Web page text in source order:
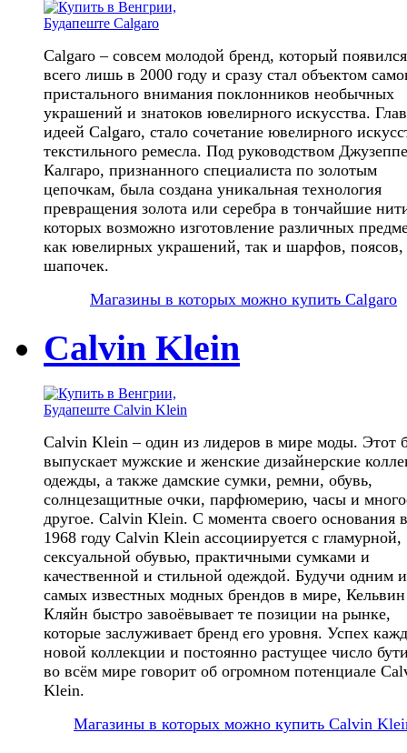
Calgaro – совсем молодой бренд, который появился
всего лишь в 2000 году и сразу стал объектом
пристального внимания поклонников необычных
украшений и знатоков ювелирного искусства.
идеей Calgaro, стало сочетание ювелирного
текстильного ремесла. Под руководством Джузеппе
Калгаро, признанного специалиста по золотым
цепочкам, была создана уникальная технология
превращения золота или серебра в тончайшие
которых возможно изготовление различных
как ювелирных украшений, так и шарфов, поясов,
шапочек.
Магазины в которых можно купить Calgaro
Calvin Klein
Calvin Klein – один из лидеров в мире моды. Этот
выпускает мужские и женские дизайнерские
одежды, а также дамские сумки, ремни, обувь,
солнцезащитные очки, парфюмерию, часы и
другое. Calvin Klein. С момента своего основания в
1968 году Calvin Klein ассоциируется с гламурной,
сексуальной обувью, практичными сумками и
качественной и стильной одеждой. Будучи одним
самых известных модных брендов в мире, Кельвин
Кляйн быстро завоёвывает те позиции на рынке,
которые заслуживает бренд его уровня. Успех
новой коллекции и постоянно растущее число
во всём мире говорит об огромном потенциале
Klein.
Магазины в которых можно купить Calvin